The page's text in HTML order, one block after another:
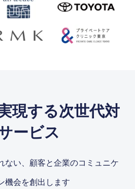
現する次世代対
ービス
ない、顧客と企業のコミュニケ
機会を創出します